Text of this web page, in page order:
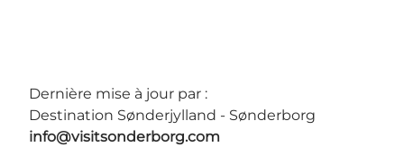
Dernière mise à jour par :
Destination Sønderjylland - Sønderborg
info@visitsonderborg.com